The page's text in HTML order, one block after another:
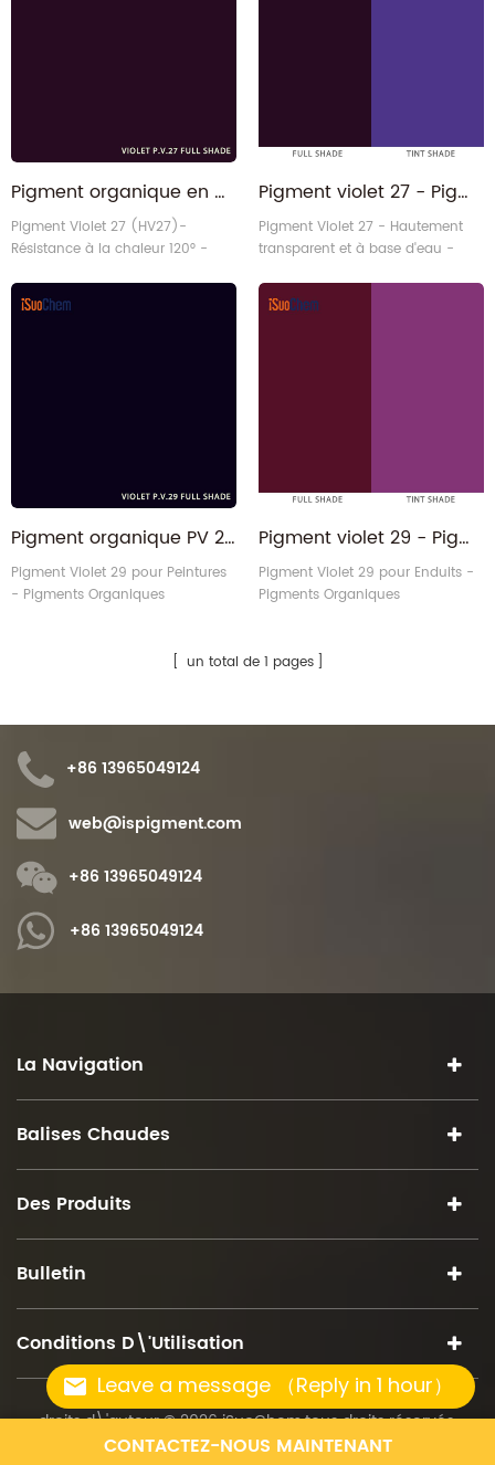
Leave a message （Reply in 1 hour）
Pigment organique en gros PV.27 Pigment Violet 27 pour l'impression textile
Pigment Violet 27 (HV27)-
Résistance à la chaleur 120° -
Pigment violet 27 - Pigment organique cristal violet PV27 CAS 12237-62-6
Pigment Violet 27 - Hautement
transparent et à base d'eau -
Pigment organique PV 29 à base de pérylène Violet 29 pour revêtements
Pigment Violet 29 pour Peintures
- Pigments Organiques
Pigment violet 29 - Pigment organique CAS 81-33-4 violet de pérylène B PV29
Pigment Violet 29 pour Enduits -
Pigments Organiques
un total de 1 pages
+86 13965049124
web@ispigment.com
+86 13965049124
+86 13965049124
La Navigation
Balises Chaudes
Des Produits
Bulletin
Conditions D\'utilisation
droits d\'auteur © 2026 iSuoChem.tous droits réservés.
CONTACTEZ-NOUS MAINTENANT